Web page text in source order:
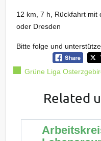
12 km, 7 h, Rückfahrt mit
oder Dresden
Bitte folge und
Grüne Liga
Related